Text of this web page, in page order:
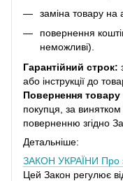
заміна товару на
повернення
неможливі).
Гарантійний строк:
або інструкції до
Повернення товару
покупця, за
поверненню згідно
Детальніше:
ЗАКОН УКРАЇНИ Про
Цей Закон регулює